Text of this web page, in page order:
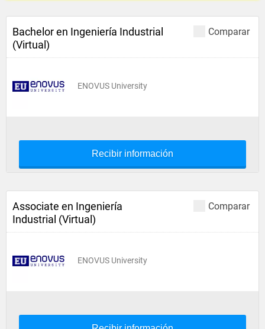
Comparar
Bachelor en Ingeniería Industrial
(Virtual)
ENOVUS University
Recibir información
Comparar
Associate en Ingeniería
Industrial (Virtual)
ENOVUS University